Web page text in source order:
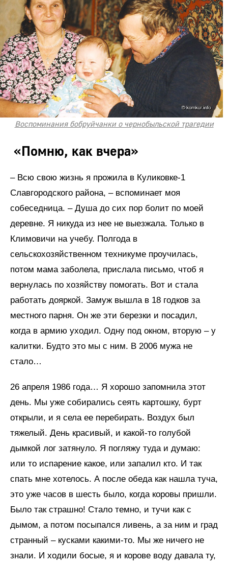
Воспоминания бобруйчанки о чернобыльской трагедии
«Помню, как вчера»
– Всю свою жизнь я прожила в Куликовке-1
Славгородского района, – вспоминает моя
собеседница. – Душа до сих пор болит по моей
деревне. Я никуда из нее не выезжала. Только в
Климовичи на учебу. Полгода в
сельскохозяйственном техникуме проучилась,
потом мама заболела, прислала письмо, чтоб я
вернулась по хозяйству помогать. Вот и стала
работать дояркой. Замуж вышла в 18 годков за
местного парня. Он же эти березки и посадил,
когда в армию уходил. Одну под окном, вторую – у
калитки. Будто это мы с ним. В 2006 мужа не
стало…
26 апреля 1986 года… Я хорошо запомнила этот
день. Мы уже собирались сеять картошку, бурт
открыли, и я села ее перебирать. Воздух был
тяжелый. День красивый, и какой-то голубой
дымкой лог затянуло. Я погляжу туда и думаю:
или то испарение какое, или запалил кто. И так
спать мне хотелось. А после обеда как нашла туча,
это уже часов в шесть было, когда коровы пришли.
Было так страшно! Стало темно, и тучи как с
дымом, а потом посыпался ливень, а за ним и град
странный – кусками какими-то. Мы же ничего не
знали. И ходили босые, я и корове воду давала ту,